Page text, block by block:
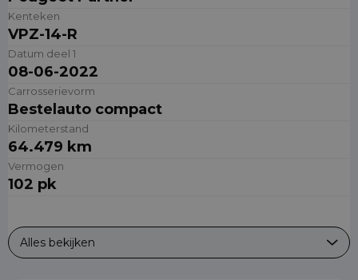
Kenteken
VPZ-14-R
Datum deel 1
08-06-2022
Carrosserievorm
Bestelauto compact
Kilometerstand
64.479 km
Vermogen
102 pk
Alles bekijken